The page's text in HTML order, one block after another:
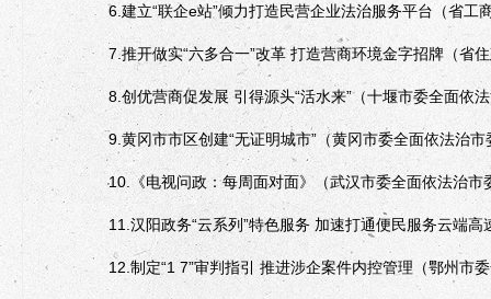
6.建立“联企e站”倾力打造民营企业法治服务平台（省工
7.推开做实“六多合一”改革 打造营商环境金字招牌（省
8.创优营商促发展 引得源头“活水来”（十堰市委全面依
9.黄冈市市区创建“无证明城市”（黄冈市委全面依法治市
10.《电视问政：每周面对面》（武汉市委全面依法治市
11.汉阳政务“云系列”特色服务 加速打通便民服务云端高
12.制定“1 7”审判指引 推进涉企案件内控管理（鄂州市